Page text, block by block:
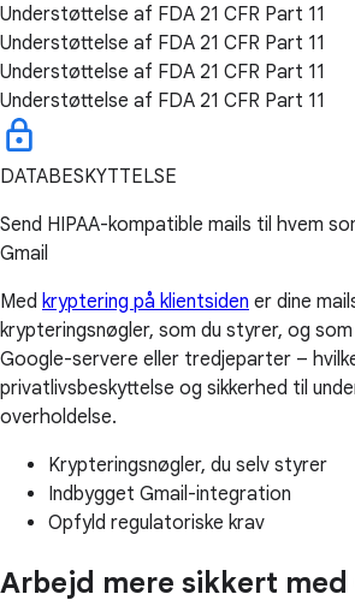
Understøttelse af FDA 21 CFR Part 11
Understøttelse af FDA 21 CFR Part 11
Understøttelse af FDA 21 CFR Part 11
Understøttelse af FDA 21 CFR Part 11
DATABESKYTTELSE
Send HIPAA-kompatible mails til hvem
Gmail
Med kryptering på klientsiden er dine
krypteringsnøgler, som du styrer, og
Google-servere eller tredjeparter –
privatlivsbeskyttelse og sikkerhed til
overholdelse.
Krypteringsnøgler, du selv styrer
Indbygget Gmail-integration
Opfyld regulatoriske krav
Arbejd mere sikkert med